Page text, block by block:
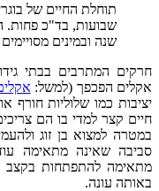
תוחלת החיים של
שבועות, בד"כ פחות.
שנה ובמינים
חרקים המתרבים בבתי
אקלים הפכפך (למשל:
יציבות כמו שלוליות חורף
חיים קצר למדי בו הם
במטרה למצוא בן זוג
סביבה שאינה מתאימה
מתאימה להתפתחות בקצב
באותה עונה.